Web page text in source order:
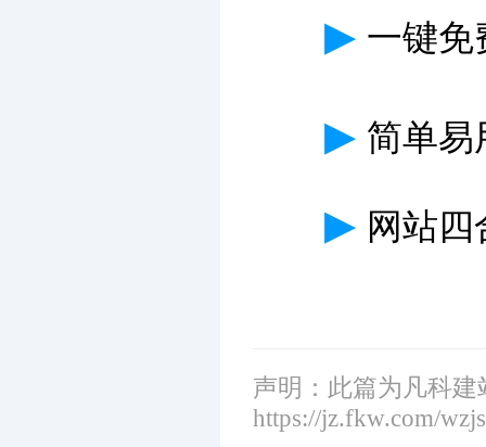
▶ 一键免
▶ 简单易
▶ 网站四
声明：此篇为凡科
https://jz.fkw.com/